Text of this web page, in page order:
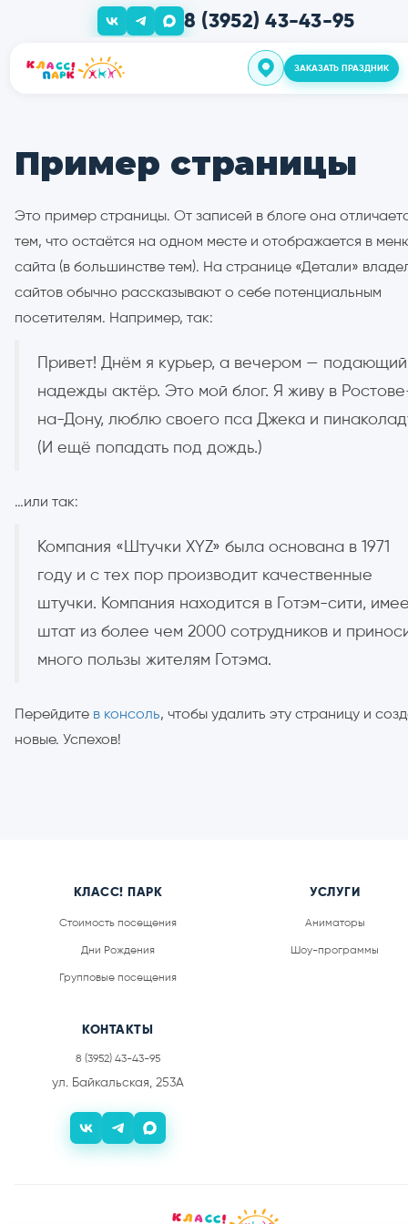
8 (3952) 43-43-95
ЗАКАЗАТЬ
О нас
Шоу
Групповые
Аниматоры
WhatsApp
Пример страницы
Это пример страницы. От записей в блоге она
тем, что остаётся на одном месте и отображается в
сайта (в большинстве тем). На странице «Детали»
сайтов обычно рассказывают о себе потенциальным
посетителям. Например, так:
Привет! Днём я курьер, а вечером — подающий
надежды актёр. Это мой блог. Я живу в
на-Дону, люблю своего пса Джека и
(И ещё попадать под дождь.)
…или так:
Компания «Штучки XYZ» была основана в 1971
году и с тех пор производит качественные
штучки. Компания находится в Готэм-сити,
штат из более чем 2000 сотрудников и
много пользы жителям Готэма.
Перейдите в консоль, чтобы удалить эту страницу и
новые. Успехов!
КЛАСС! ПАРК
Стоимость посещения
Дни Рождения
Групповые посещения
УСЛУГИ
Аниматоры
Шоу-программы
КОНТАКТЫ
8 (3952) 43-43-95
ул. Байкальская, 253А